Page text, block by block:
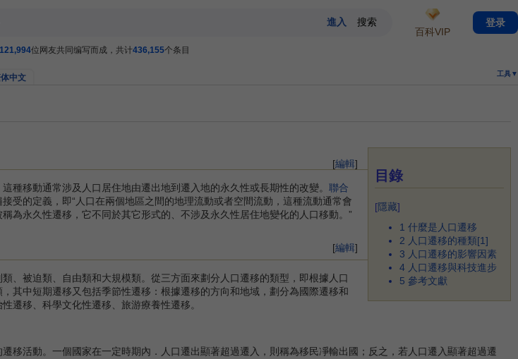
121,994位网友共同编写而成，共计436,155个条目
中文 工具▼
目錄
[隱藏]
1 什麼是人口遷移
2 人口遷移的種類[1]
3 人口遷移的影響因素
4 人口遷移與科技進步
5 參考文獻
[編輯]
種移動通常涉及人口居住地由遷出地到遷入地的永久性或長期性的改變。 聯合
受的定義，即“人口在兩個地區之間的地理流動或者空間流動，這種流動通常會
為永久性遷移，它不同於其它形式的、不涉及永久性居住地變化的人口移動。”
[編輯]
被迫類、自由類和大規模類。從三方面來劃分人口遷移的類型，即根據人口
其中短期遷移又包括季節性遷移：根據遷移的方向和地域，劃分為國際遷移和
遷移、科學文化性遷移、旅游療養性遷移。
活動。一個國家在一定時期內．人口遷出顯著超過遷入，則稱為移民凈輸出國；反之，若人口遷入顯著超過遷
百科VIP
登录